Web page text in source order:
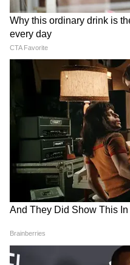
Panchkula Murder: CCTV में
कैद हुआ खौफनाक सच! आर्मी कैप्टन
की पत्नी का शव मां-बेटे ने कैसे
छिपाया?